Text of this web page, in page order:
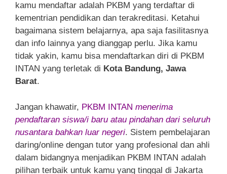
kamu mendaftar adalah PKBM yang terdaftar di
kementrian pendidikan dan terakreditasi. Ketahui
bagaimana sistem belajarnya, apa saja fasilitasnya
dan info lainnya yang dianggap perlu. Jika kamu
tidak yakin, kamu bisa mendaftarkan diri di PKBM
INTAN yang terletak di Kota Bandung, Jawa
Barat.
Jangan khawatir, PKBM INTAN menerima
pendaftaran siswa/i baru atau pindahan dari seluruh
nusantara bahkan luar negeri. Sistem pembelajaran
daring/online dengan tutor yang profesional dan ahli
dalam bidangnya menjadikan PKBM INTAN adalah
pilihan terbaik untuk kamu yang tinggal di Jakarta